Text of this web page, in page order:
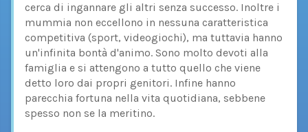
cerca di ingannare gli altri senza successo. Inoltre i
mummia non eccellono in nessuna caratteristica
competitiva (sport, videogiochi), ma tuttavia hanno
un'infinita bontà d'animo. Sono molto devoti alla
famiglia e si attengono a tutto quello che viene
detto loro dai propri genitori. Infine hanno
parecchia fortuna nella vita quotidiana, sebbene
spesso non se la meritino.